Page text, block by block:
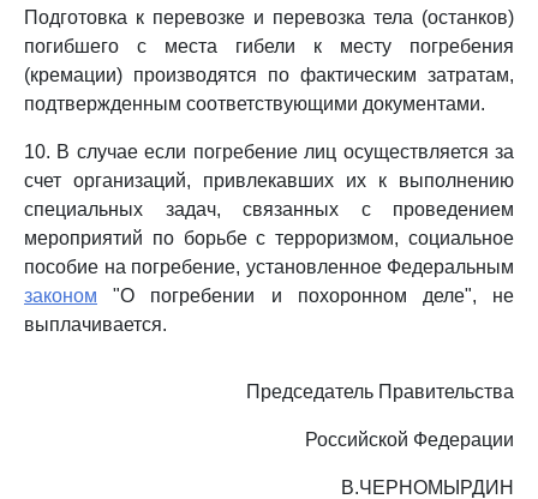
Подготовка к перевозке и перевозка тела (останков)
погибшего с места гибели к месту погребения
(кремации) производятся по фактическим затратам,
подтвержденным соответствующими документами.
10. В случае если погребение лиц осуществляется за
счет организаций, привлекавших их к выполнению
специальных задач, связанных с проведением
мероприятий по борьбе с терроризмом, социальное
пособие на погребение, установленное Федеральным
законом "О погребении и похоронном деле", не
выплачивается.
Председатель Правительства
Российской Федерации
В.ЧЕРНОМЫРДИН